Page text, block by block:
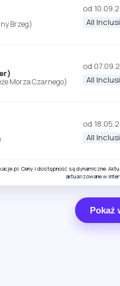
Brzeg)
od
All
Morza Czarnego)
od
All
od
All
Ceny i dostępność są dynamiczne.
aktualizowane w
Pokaż